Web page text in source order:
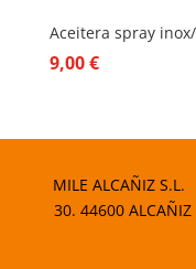
Aceitera spray
9,00€
MILE ALCAÑIZ
30. 44600